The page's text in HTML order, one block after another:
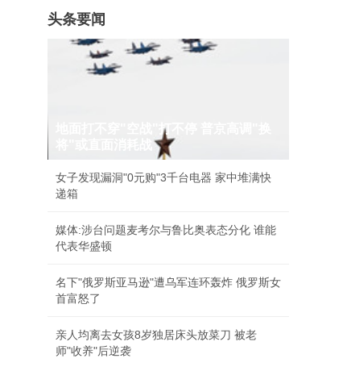
头条要闻
地面打不穿"空战"打不停 普京高调"换
女子发现漏洞"0元购"3千台电器 家中堆满快
递箱
媒体:涉台问题麦考尔与鲁比奥表态分化 谁能
代表华盛顿
名下"俄罗斯亚马逊"遭乌军连环轰炸 俄罗斯女
首富怒了
亲人均离去女孩8岁独居床头放菜刀 被老
师"收养"后逆袭